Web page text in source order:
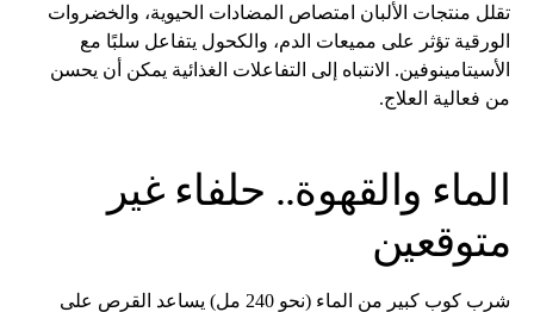
تقلل منتجات الألبان امتصاص المضادات الحيوية، والخضروات
الورقية تؤثر على مميعات الدم، والكحول يتفاعل سلبًا مع
الأسيتامينوفين. الانتباه إلى التفاعلات الغذائية يمكن أن يحسن
من فعالية العلاج.
الماء والقهوة.. حلفاء غير
متوقعين
شرب كوب كبير من الماء (نحو 240 مل) يساعد القرص على